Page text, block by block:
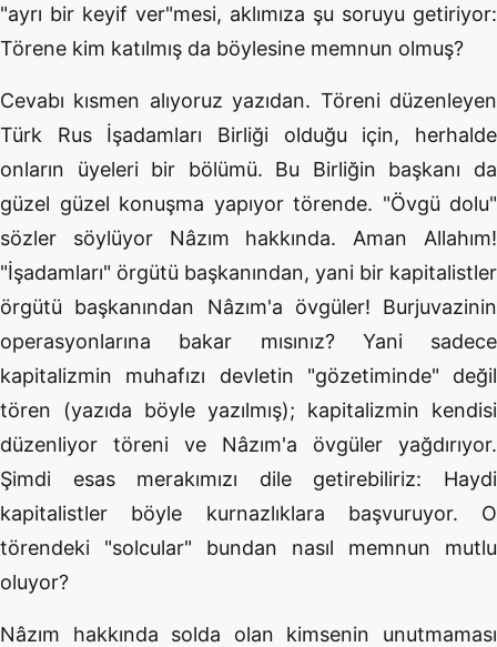
"ayrı bir keyif ver"mesi, aklımıza şu soruyu getiriyor:
Törene kim katılmış da böylesine memnun olmuş?
Cevabı kısmen alıyoruz yazıdan. Töreni düzenleyen
Türk Rus İşadamları Birliği olduğu için, herhalde
onların üyeleri bir bölümü. Bu Birliğin başkanı da
güzel güzel konuşma yapıyor törende. "Övgü dolu"
sözler söylüyor Nâzım hakkında. Aman Allahım!
"İşadamları" örgütü başkanından, yani bir kapitalistler
örgütü başkanından Nâzım'a övgüler! Burjuvazinin
operasyonlarına bakar mısınız? Yani sadece
kapitalizmin muhafızı devletin "gözetiminde" değil
tören (yazıda böyle yazılmış); kapitalizmin kendisi
düzenliyor töreni ve Nâzım'a övgüler yağdırıyor.
Şimdi esas merakımızı dile getirebiliriz: Haydi
kapitalistler böyle kurnazlıklara başvuruyor. O
törendeki "solcular" bundan nasıl memnun mutlu
oluyor?
Nâzım hakkında solda olan kimsenin unutmaması